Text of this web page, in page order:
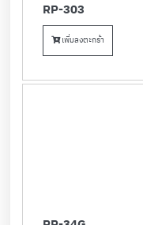
RP-303
เพิ่มลงตะกร้า